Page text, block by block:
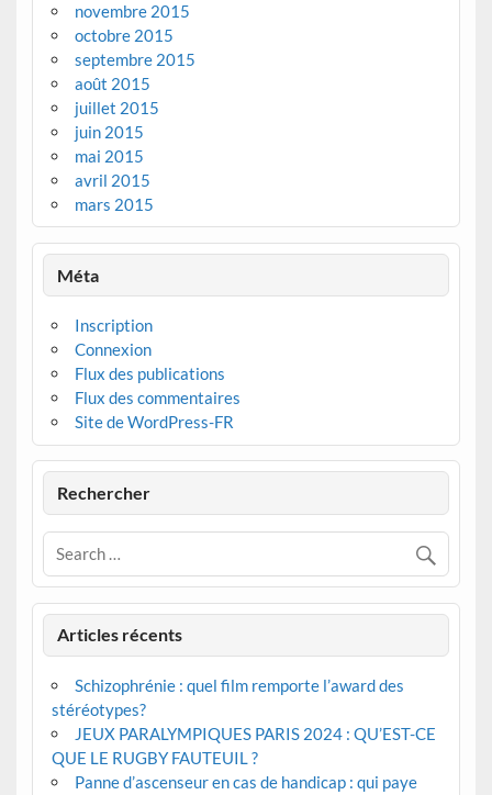
novembre 2015
octobre 2015
septembre 2015
août 2015
juillet 2015
juin 2015
mai 2015
avril 2015
mars 2015
Méta
Inscription
Connexion
Flux des publications
Flux des commentaires
Site de WordPress-FR
Rechercher
Articles récents
Schizophrénie : quel film remporte l’award des
stéréotypes?
JEUX PARALYMPIQUES PARIS 2024 : QU’EST-CE
QUE LE RUGBY FAUTEUIL ?
Panne d’ascenseur en cas de handicap : qui paye